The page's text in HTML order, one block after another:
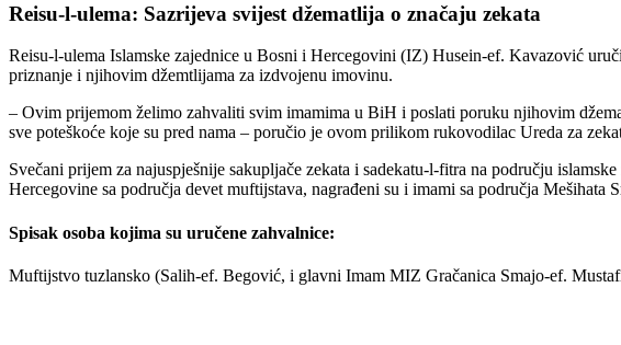
Reisu-l-ulema: Sazrijeva svijest džematlija o značaju zekata
Reisu-l-ulema Islamske zajednice u Bosni i Hercegovini (IZ) Husein-ef. Kavazović
priznanje i njihovim džemtlijama za izdvojenu imovinu.
– Ovim prijemom želimo zahvaliti svim imamima u BiH i poslati poruku njihovim
sve poteškoće koje su pred nama – poručio je ovom prilikom rukovodilac Ureda za
Svečani prijem za najuspješnije sakupljače zekata i sadekatu-l-fitra na području
Hercegovine sa područja devet muftijstava, nagrađeni su i imami sa područja
Spisak osoba kojima su uručene zahvalnice:
Muftijstvo tuzlansko (Salih-ef. Begović, i glavni Imam MIZ Gračanica Smajo-ef.